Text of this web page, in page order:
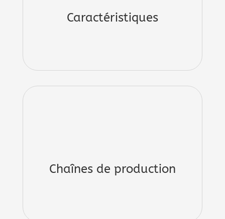
Caractéristiques
Chaînes de production